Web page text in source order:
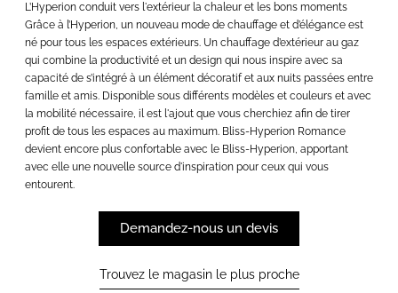
L’Hyperion conduit vers l'extérieur la chaleur et les bons moments
Grâce à l’Hyperion, un nouveau mode de chauffage et d’élégance est
né pour tous les espaces extérieurs. Un chauffage d’extérieur au gaz
qui combine la productivité et un design qui nous inspire avec sa
capacité de s’intégré à un élément décoratif et aux nuits passées entre
famille et amis. Disponible sous différents modèles et couleurs et avec
la mobilité nécessaire, il est l'ajout que vous cherchiez afin de tirer
profit de tous les espaces au maximum. Bliss-Hyperion Romance
devient encore plus confortable avec le Bliss-Hyperion, apportant
avec elle une nouvelle source d'inspiration pour ceux qui vous
entourent.
Demandez-nous un devis
Trouvez le magasin le plus proche